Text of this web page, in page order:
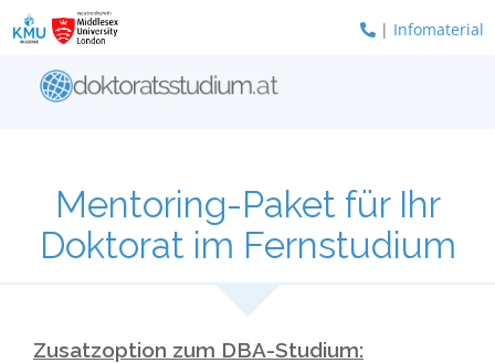
| Infomaterial
Zum
Inhalt
Mentoring-Paket für Ihr
Doktorat im Fernstudium
Zusatzoption zum DBA-Studium: